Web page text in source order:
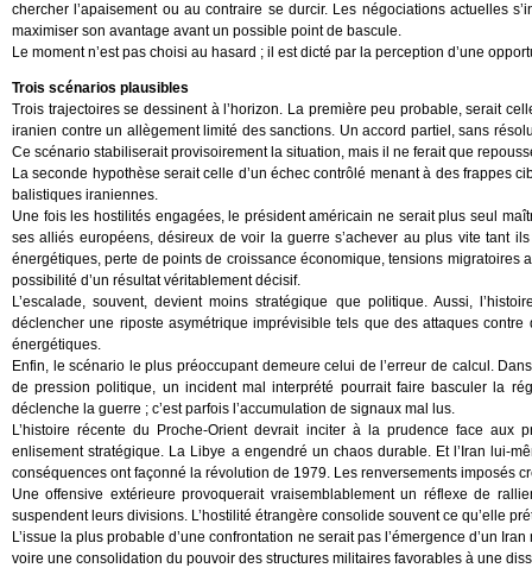
chercher l’apaisement ou au contraire se durcir. Les négociations actuelles
maximiser son avantage avant un possible point de bascule.
Le moment n’est pas choisi au hasard ; il est dicté par la perception d’une
Trois scénarios plausibles
Trois trajectoires se dessinent à l’horizon. La première peu probable, serait
iranien contre un allègement limité des sanctions. Un accord partiel, sans
Ce scénario stabiliserait provisoirement la situation, mais il ne ferait que
La seconde hypothèse serait celle d’un échec contrôlé menant à des frappes
balistiques iraniennes.
Une fois les hostilités engagées, le président américain ne serait plus seul
ses alliés européens, désireux de voir la guerre s’achever au plus vite tant
énergétiques, perte de points de croissance économique, tensions
possibilité d’un résultat véritablement décisif.
L’escalade, souvent, devient moins stratégique que politique. Aussi,
déclencher une riposte asymétrique imprévisible tels que des attaques
énergétiques.
Enfin, le scénario le plus préoccupant demeure celui de l’erreur de calcul.
de pression politique, un incident mal interprété pourrait faire basculer la
déclenche la guerre ; c’est parfois l’accumulation de signaux mal lus.
L’histoire récente du Proche-Orient devrait inciter à la prudence face aux
enlisement stratégique. La Libye a engendré un chaos durable. Et l’Iran lui-
conséquences ont façonné la révolution de 1979. Les renversements imposés
Une offensive extérieure provoquerait vraisemblablement un réflexe de
suspendent leurs divisions. L’hostilité étrangère consolide souvent ce qu’elle
L’issue la plus probable d’une confrontation ne serait pas l’émergence d’un
voire une consolidation du pouvoir des structures militaires favorables à une